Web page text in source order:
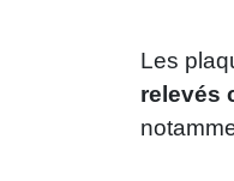
Les
relevés